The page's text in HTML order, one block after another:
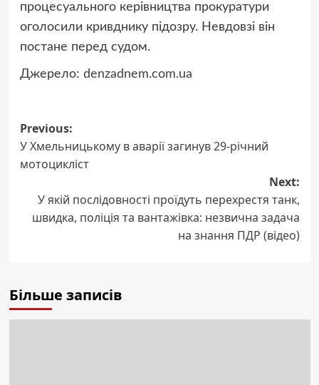
процесуального керівництва прокуратури
оголосили кривднику підозру. Невдовзі він
постане перед судом.
Джерело: denzadnem.com.ua
Post
navigation
Previous:
У Хмельницькому в аварії загинув 29-річний
мотоцикліст
Next:
У якій послідовності проїдуть перехрестя танк,
швидка, поліція та вантажівка: незвична задача
на знання ПДР (відео)
Більше записів